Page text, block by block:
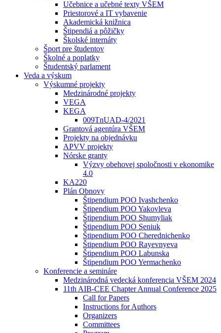
Učebnice a učebné texty VŠEM
Priestorové a IT vybavenie
Akademická knižnica
Štipendiá a pôžičky
Školské internáty
Šport pre študentov
Školné a poplatky
Študentský parlament
Veda a výskum
Výskumné projekty
Medzinárodné projekty
VEGA
KEGA
009TnUAD-4/2021
Grantová agentúra VŠEM
Projekty na objednávku
APVV projekty
Nórske granty
Výzvy obehovej spoločnosti v ekonomike
4.0
KA220
Plán Obnovy
Štipendium POO Ivashchenko
Štipendium POO Yakovleva
Štipendium POO Shumyliak
Štipendium POO Seniuk
Štipendium POO Cherednichenko
Štipendium POO Rayevnyeva
Štipendium POO Labunska
Štipendium POO Yermachenko
Konferencie a semináre
Medzinárodná vedecká konferencia VŠEM 2024
11th AIB-CEE Chapter Annual Conference 2025
Call for Papers
Instructions for Authors
Organizers
Committees